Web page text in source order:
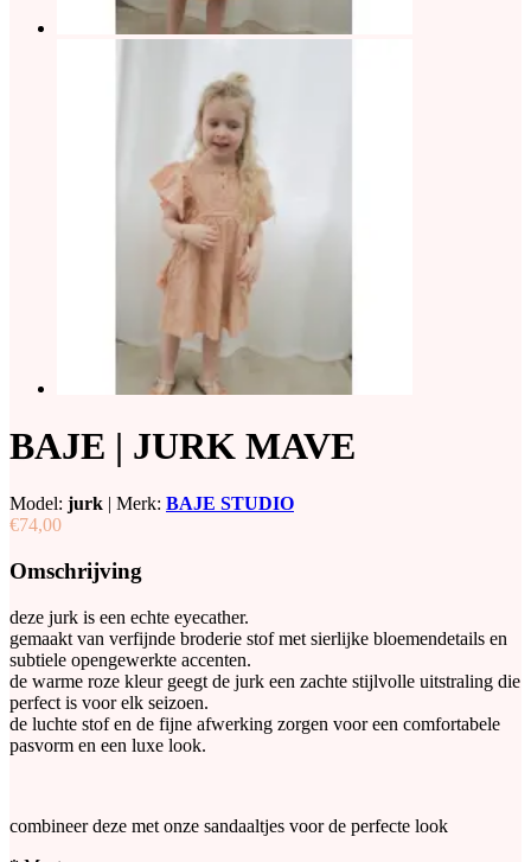
BAJE | JURK MAVE
Model: jurk | Merk: BAJE STUDIO
€74,00
Omschrijving
deze jurk is een echte eyecather.
gemaakt van verfijnde broderie stof met sierlijke bloemendetails en
subtiele opengewerkte accenten.
de warme roze kleur geegt de jurk een zachte stijlvolle uitstraling die
perfect is voor elk seizoen.
de luchte stof en de fijne afwerking zorgen voor een comfortabele
pasvorm en een luxe look.
combineer deze met onze sandaaltjes voor de perfecte look